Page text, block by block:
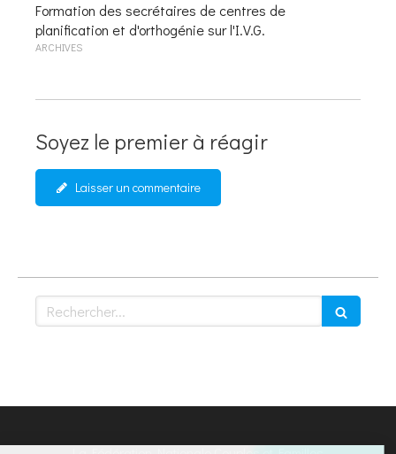
Formation des secrétaires de centres de
planification et d'orthogénie sur l'I.V.G.
ARCHIVES
Soyez le premier à réagir
Laisser un commentaire
Rechercher